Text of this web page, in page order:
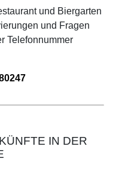
und Biergarten
und Fragen
Telefonnummer
IN DER